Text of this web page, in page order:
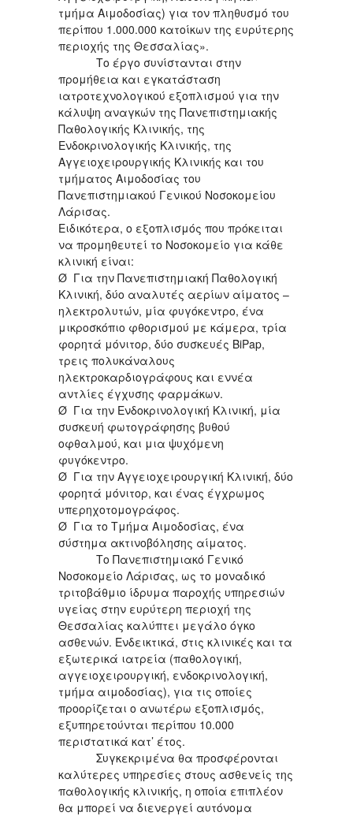
τμήμα Αιμοδοσίας) για τον πληθυσμό του
περίπου 1.000.000 κατοίκων της ευρύτερης
περιοχής της Θεσσαλίας».
Το έργο συνίστανται στην
προμήθεια και εγκατάσταση
ιατροτεχνολογικού εξοπλισμού για την
κάλυψη αναγκών της Πανεπιστημιακής
Παθολογικής Κλινικής, της
Ενδοκρινολογικής Κλινικής, της
Αγγειοχειρουργικής Κλινικής και του
τμήματος Αιμοδοσίας του
Πανεπιστημιακού Γενικού Νοσοκομείου
Λάρισας.
Ειδικότερα, ο εξοπλισμός που πρόκειται
να προμηθευτεί το Νοσοκομείο για κάθε
κλινική είναι:
Ø Για την Πανεπιστημιακή Παθολογική
Κλινική, δύο αναλυτές αερίων αίματος –
ηλεκτρολυτών, μία φυγόκεντρο, ένα
μικροσκόπιο φθορισμού με κάμερα, τρία
φορητά μόνιτορ, δύο συσκευές BiPap,
τρεις πολυκάναλους
ηλεκτροκαρδιογράφους και εννέα
αντλίες έγχυσης φαρμάκων.
Ø Για την Ενδοκρινολογική Κλινική, μία
συσκευή φωτογράφησης βυθού
οφθαλμού, και μια ψυχόμενη
φυγόκεντρο.
Ø Για την Αγγειοχειρουργική Κλινική, δύο
φορητά μόνιτορ, και ένας έγχρωμος
υπερηχοτομογράφος.
Ø Για το Τμήμα Αιμοδοσίας, ένα
σύστημα ακτινοβόλησης αίματος.
Το Πανεπιστημιακό Γενικό
Νοσοκομείο Λάρισας, ως το μοναδικό
τριτοβάθμιο ίδρυμα παροχής υπηρεσιών
υγείας στην ευρύτερη περιοχή της
Θεσσαλίας καλύπτει μεγάλο όγκο
ασθενών. Ενδεικτικά, στις κλινικές και τα
εξωτερικά ιατρεία (παθολογική,
αγγειοχειρουργική, ενδοκρινολογική,
τμήμα αιμοδοσίας), για τις οποίες
προορίζεται ο ανωτέρω εξοπλισμός,
εξυπηρετούνται περίπου 10.000
περιστατικά κατ’ έτος.
Συγκεκριμένα θα προσφέρονται
καλύτερες υπηρεσίες στους ασθενείς της
παθολογικής κλινικής, η οποία επιπλέον
θα μπορεί να διενεργεί αυτόνομα